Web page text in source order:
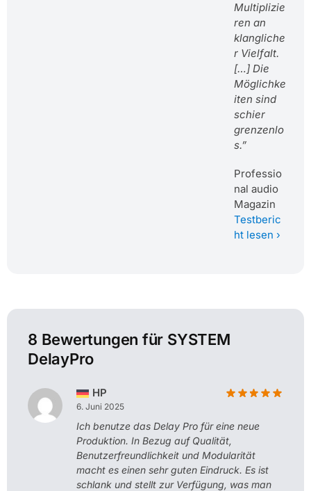
Multiplizie
ren an
klangliche
r Vielfalt.
[…] Die
Möglichke
iten sind
schier
grenzenlo
s.”
Professio
nal audio
Magazin
Testberic
ht lesen ›
8 Bewertungen für SYSTEM
DelayPro
HP
6. Juni 2025
Ich benutze das Delay Pro für eine neue
Produktion. In Bezug auf Qualität,
Benutzerfreundlichkeit und Modularität
macht es einen sehr guten Eindruck. Es ist
schlank und stellt zur Verfügung, was man